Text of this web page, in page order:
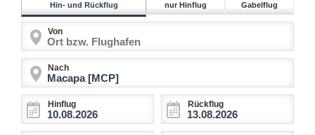
Hin- und Rückflug nur Hinflug Gabelflug
Von
Nach
Hinflug Rückflug